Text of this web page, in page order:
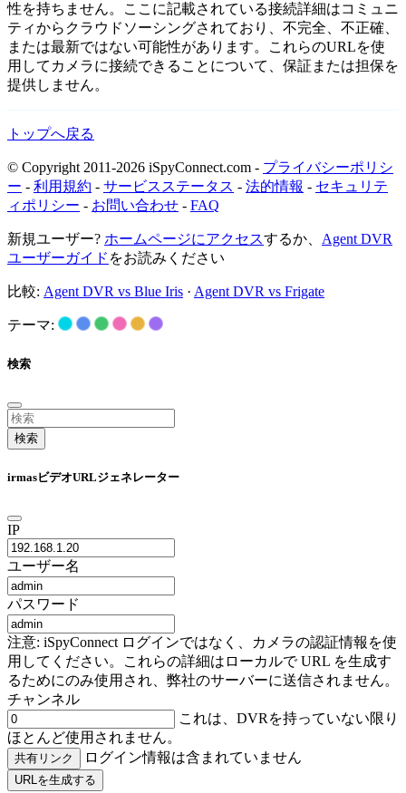
性を持ちません。ここに記載されている接続詳細はコミュニ
ティからクラウドソーシングされており、不完全、不正確、
または最新ではない可能性があります。これらのURLを使
用してカメラに接続できることについて、保証または担保を
提供しません。
トップへ戻る
© Copyright 2011-2026 iSpyConnect.com - プライバシーポリシ
ー - 利用規約 - サービスステータス - 法的情報 - セキュリテ
ィポリシー - お問い合わせ - FAQ
新規ユーザー? ホームページにアクセスするか、 Agent DVR
ユーザーガイド をお読みください
比較: Agent DVR vs Blue Iris · Agent DVR vs Frigate
テーマ:
検索
検索
irmasビデオURLジェネレーター
IP
ユーザー名
パスワード
注意: iSpyConnect ログインではなく、カメラの認証情報を使
用してください。これらの詳細はローカルで URL を生成す
るためにのみ使用され、弊社のサーバーに送信されません。
チャンネル
これは、DVRを持っていない限り
ほとんど使用されません。
共有リンク ログイン情報は含まれていません
URLを生成する